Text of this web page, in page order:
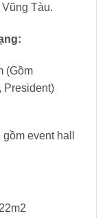
Tàu.
(Gồm
President)
event hall